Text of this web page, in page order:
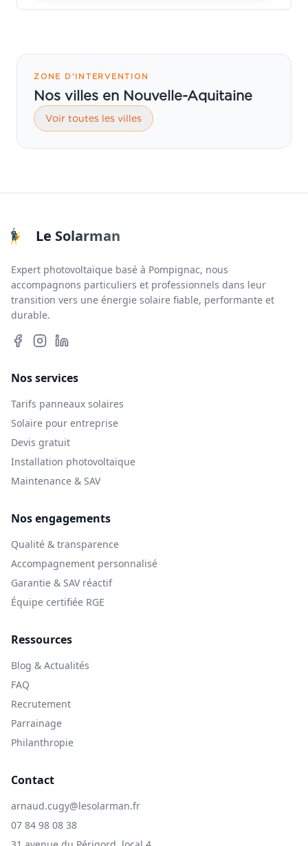
ZONE D’INTERVENTION
Nos villes en Nouvelle-Aquitaine
Voir toutes les villes
Le Solarman
Expert photovoltaïque basé à Pompignac, nous
accompagnons particuliers et professionnels dans leur
transition vers une énergie solaire fiable, performante et
durable.
Nos services
Tarifs panneaux solaires
Solaire pour entreprise
Devis gratuit
Installation photovoltaïque
Maintenance & SAV
Nos engagements
Qualité & transparence
Accompagnement personnalisé
Garantie & SAV réactif
Équipe certifiée RGE
Ressources
Blog & Actualités
FAQ
Recrutement
Parrainage
Philanthropie
Contact
arnaud.cugy@lesolarman.fr
07 84 98 08 38